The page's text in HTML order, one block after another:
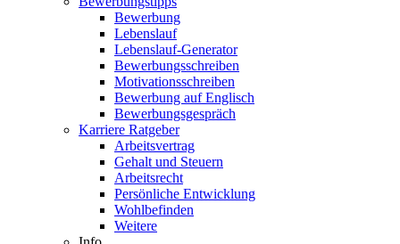
Bewerbung
Lebenslauf
Lebenslauf-Generator
Bewerbungsschreiben
Motivationsschreiben
Bewerbung auf Englisch
Bewerbungsgespräch
Karriere Ratgeber
Arbeitsvertrag
Gehalt und Steuern
Arbeitsrecht
Persönliche Entwicklung
Wohlbefinden
Weitere